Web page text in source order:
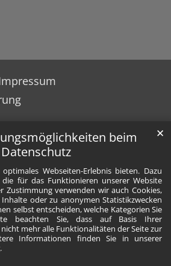
beim
Datenschutz
Webseiten-Erlebnis bieten. Dazu
für das Funktionieren unserer Website
Zustimmung verwenden wir auch Cookies,
oder zu anonymen Statistikzwecken
selbst entscheiden, welche Kategorien Sie
beachten Sie, dass auf Basis Ihrer
mehr alle Funktionalitäten der Seite zur
Informationen finden Sie in unserer
.
✕